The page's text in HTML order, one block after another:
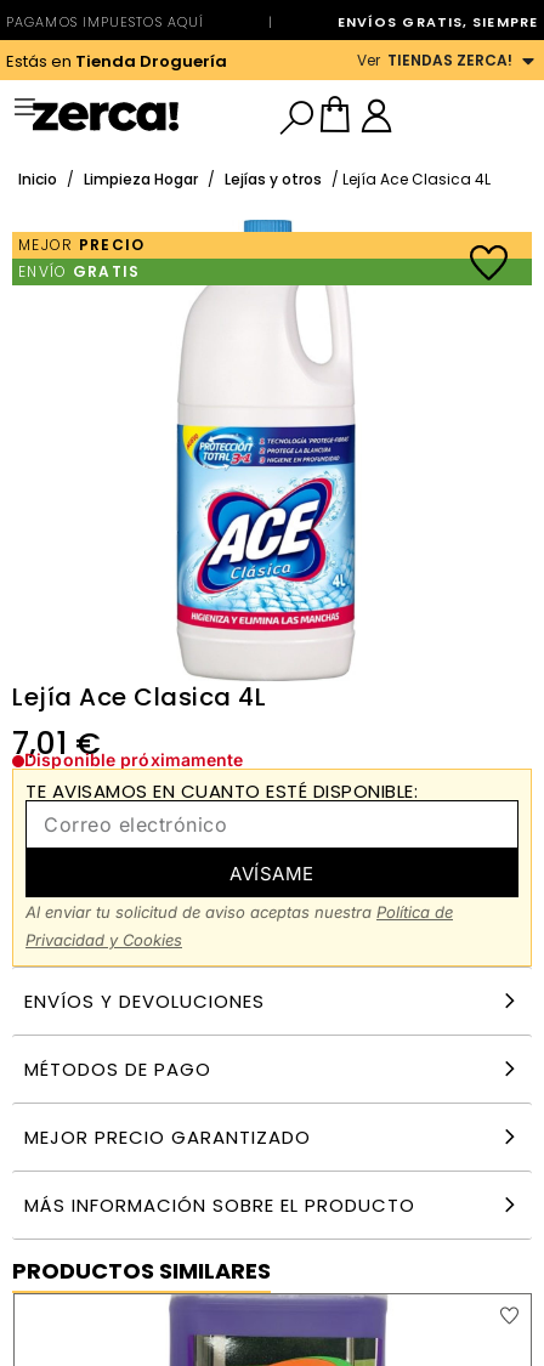
PAGAMOS IMPUESTOS AQUÍ | ENVÍOS GRATIS, SIEMPRE
Estás en Tienda Droguería Ver TIENDAS ZERCA!
Inicio / Limpieza Hogar / Lejías y otros / Lejía Ace Clasica 4L
MEJOR PRECIO
ENVÍO GRATIS
Lejía Ace Clasica 4L
7,01 €
Disponible próximamente
TE AVISAMOS EN CUANTO ESTÉ DISPONIBLE:
AVÍSAME
Al enviar tu solicitud de aviso aceptas nuestra Política de
Privacidad y Cookies
ENVÍOS Y DEVOLUCIONES
MÉTODOS DE PAGO
MEJOR PRECIO GARANTIZADO
MÁS INFORMACIÓN SOBRE EL PRODUCTO
PRODUCTOS SIMILARES